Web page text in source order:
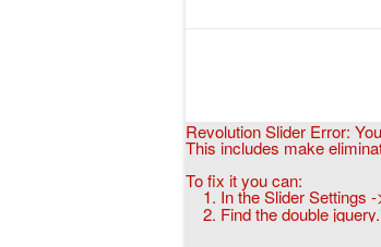
Revolution Slider Error:
This includes make
To fix it you can:
1. In the Slider Settings -
2. Find the double